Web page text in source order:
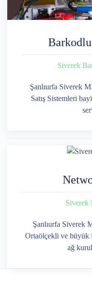
Siverek
Şanlıurfa Siverek
Satış Sistemleri
Siverek
Şanlıurfa Siverek
Ortaölçekli ve büyük
ağ